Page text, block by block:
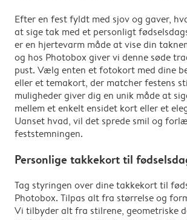
Efter en fest fyldt med sjov og gaver,
at sige tak med et personligt
er en hjertevarm måde at vise din
og hos Photobox giver vi denne søde
pust. Vælg enten et fotokort med dine
eller et temakort, der matcher festens
muligheder giver dig en unik måde at
mellem et enkelt ensidet kort eller et
Uanset hvad, vil det sprede smil og
feststemningen.
Personlige takkekort til
Tag styringen over dine takkekort til
Photobox. Tilpas alt fra størrelse og
Vi tilbyder alt fra stilrene, geometriske